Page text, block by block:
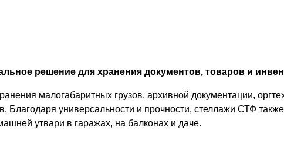
решение для хранения документов, товаров и
малогабаритных грузов, архивной документации,
универсальности и прочности, стеллажи СТФ
утвари в гаражах, на балконах и даче.